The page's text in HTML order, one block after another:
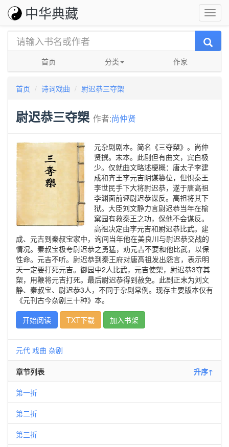
中华典藏
首页 分类 作家
首页 诗词戏曲 尉迟恭三夺槊
尉迟恭三夺槊 作者:尚仲贤
元杂剧剧本。简名《三夺槊》。尚仲
贤撰。末本。此剧但有曲文，宾白极
少。仅就曲文略述梗概：唐太子李建
成和齐王李元吉阴谋篡位，但惧秦王
李世民手下大将尉迟恭，遂于唐高祖
李渊面前诬尉迟恭谋反。高祖将其下
狱。大臣刘文静力言尉迟恭当年在榆
窠园有救秦王之功，保他不会谋反。
高祖决定由李元吉和尉迟恭比武。建
成、元吉到秦叔宝家中，询间当年他在美良川与尉迟恭交战的
情况。秦叔宝极夸尉迟恭之勇猛，劝元吉不要和他比武，以保
性命。元吉不听。尉迟恭到秦王府对唐高祖发出怨言，表示明
天一定要打死元吉。御园中2人比武，元吉使槊，尉迟恭3夺其
槊，用鞭将元吉打死。最后尉迟恭得到赦免。此剧正末为刘文
静、秦叔宝、尉迟恭3人，不同于杂剧常例。现存主要版本仅有
《元刊古今杂剧三十种》本。
开始阅读
TXT下载 加入书架
元代 戏曲 杂剧
章节列表 升序↑
第一折
第二折
第三折